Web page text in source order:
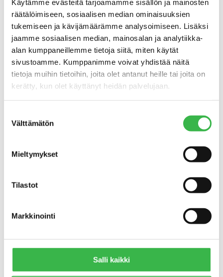
Käytämme evästeitä tarjoamamme sisällön ja mainosten
räätälöimiseen, sosiaalisen median ominaisuuksien
tukemiseen ja kävijämäärämme analysoimiseen. Lisäksi
jaamme sosiaalisen median, mainosalan ja analytiikka-
alan kumppaneillemme tietoja siitä, miten käytät
sivustoamme. Kumppanimme voivat yhdistää näitä
tietoja muihin tietoihin, joita olet antanut heille tai joita on
kerätty, kun olet käyttänyt heidän palvelujaan.
valinta
Välttämätön
Mieltymykset
Tilastot
Markkinointi
Salli kaikki
TAPAHTUMAT
2025: Muutokset ja niiden